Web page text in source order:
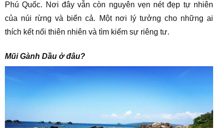
Phú Quốc. Nơi đây vẫn còn nguyên vẹn nét đẹp tự nhiên
của núi rừng và biển cả. Một nơi lý tưởng cho những ai
thích kết nối thiên nhiên và tìm kiếm sự riêng tư.
Mũi Gành Dầu ở đâu?